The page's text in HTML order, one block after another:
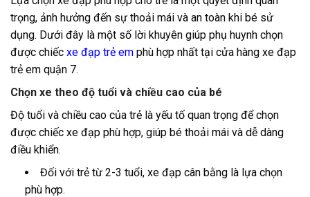
trọng, ảnh hưởng đến sự thoải mái và an toàn khi bé sử
dụng. Dưới đây là một số lời khuyên giúp phụ huynh chọn
được chiếc xe đạp trẻ em phù hợp nhất tại cửa hàng xe đạp
trẻ em quận 7.
Chọn xe theo độ tuổi và chiều cao của bé
Độ tuổi và chiều cao của trẻ là yếu tố quan trọng để chọn
được chiếc xe đạp phù hợp, giúp bé thoải mái và dễ dàng
điều khiển.
Đối với trẻ từ 2-3 tuổi, xe đạp cân bằng là lựa chọn
phù hợp.